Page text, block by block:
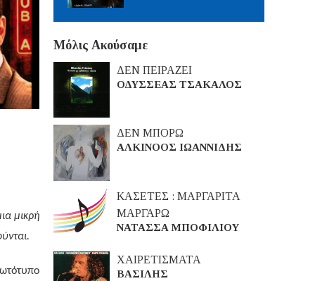
μικρή
Μόλις Ακούσαμε
ΔΕΝ ΠΕΙΡΑΖΕΙ
ΟΔΥΣΣΕΑΣ ΤΣΑΚΑΛΟΣ
ΔΕΝ ΜΠΟΡΩ
ΑΛΚΙΝΟΟΣ ΙΩΑΝΝΙΔΗΣ
ΚΑΣΕΤΕΣ : ΜΑΡΓΑΡΙΤΑ
ΜΑΡΓΑΡΩ
ΝΑΤΑΣΣΑ ΜΠΟΦΙΛΙΟΥ
ΧΑΙΡΕΤΙΣΜΑΤΑ
ΒΑΣΙΛΗΣ